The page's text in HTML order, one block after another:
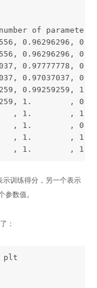
of
0.96296296,
0.96296296,
0.97777778,
0.97037037,
0.99259259, 1.
1.        ,
, 1.        , 1.
, 1.        ,
, 1.        , 1.
, 1.        , 1.
训练得分，另一个表示
参数值。
：
plt